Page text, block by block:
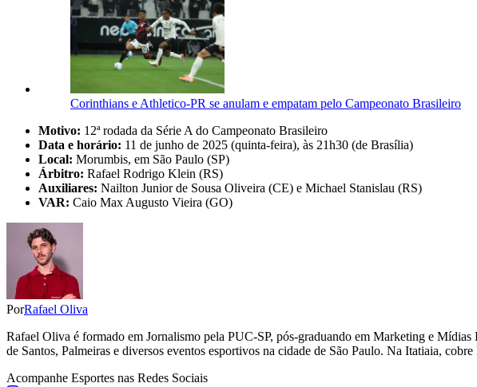
Corinthians e Athletico-PR se anulam e empatam pelo Campeonato Brasileiro
Motivo: 12ª rodada da Série A do Campeonato Brasileiro
Data e horário: 11 de junho de 2025 (quinta-feira), às 21h30 (de Brasília)
Local: Morumbis, em São Paulo (SP)
Árbitro: Rafael Rodrigo Klein (RS)
Auxiliares: Nailton Junior de Sousa Oliveira (CE) e Michael Stanislau (RS)
VAR: Caio Max Augusto Vieira (GO)
PorRafael Oliva
Rafael Oliva é formado em Jornalismo pela PUC-SP, pós-graduando em Marketing e
de Santos, Palmeiras e diversos eventos esportivos na cidade de São Paulo. Na Itatiaia,
Acompanhe Esportes nas Redes Sociais